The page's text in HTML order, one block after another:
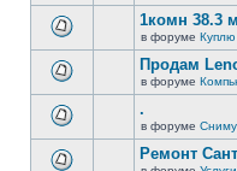
новых
непрочитанных
сообщений.
новых
непрочитанных
сообщений.
новых
непрочитанных
сообщений.
1комн 38.3
в форуме
новых
непрочитанных
сообщений.
Продам
в форуме
.
в форуме
Ремонт